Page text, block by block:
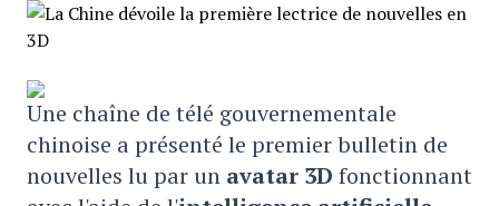
Une chaîne de télé gouvernementale
chinoise a présenté le premier bulletin de
nouvelles lu par un avatar 3D fonctionnant